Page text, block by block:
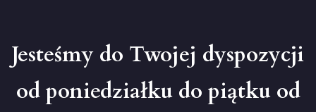
Jesteśmy do Twojej dyspozycji
od poniedziałku do piątku od